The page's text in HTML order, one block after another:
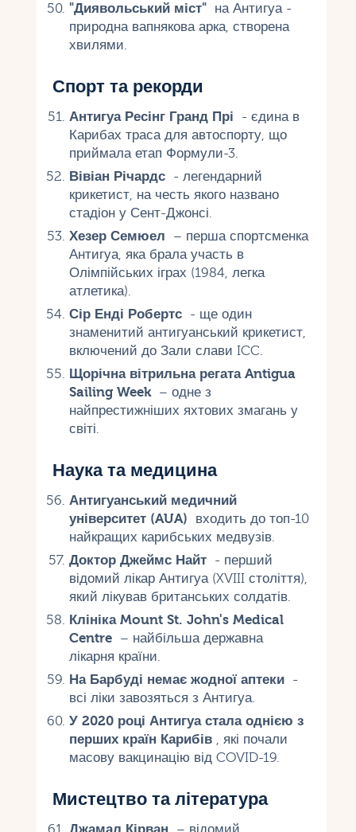
"Диявольський міст"на Антигуа -
природна вапнякова арка, створена
хвилями.
Спорт та рекорди
Антигуа Ресінг Гранд Прі - єдина в
Карибах траса для автоспорту, що
приймала етап Формули-3.
Вівіан Річардс- легендарний
крикетист, на честь якого названо
стадіон у Сент-Джонсі.
Хезер Семюел – перша спортсменка
Антигуа, яка брала участь в
Олімпійських іграх (1984, легка
атлетика).
Сір Енді Робертс- ще один
знаменитий антигуанський крикетист,
включений до Зали слави ICC.
Щорічна вітрильна регата Antigua
Sailing Week– одне з
найпрестижніших яхтових змагань у
світі.
Наука та медицина
Антигуанський медичний
університет (AUA) входить до топ-10
найкращих карибських медвузів.
Доктор Джеймс Найт- перший
відомий лікар Антигуа (XVIII століття),
який лікував британських солдатів.
Клініка Mount St. John's Medical
Centre– найбільша державна
лікарня країни.
На Барбуді немає жодної аптеки-
всі ліки завозяться з Антигуа.
У 2020 році Антигуа стала однією з
перших країн Карибів, які почали
масову вакцинацію від COVID-19.
Мистецтво та література